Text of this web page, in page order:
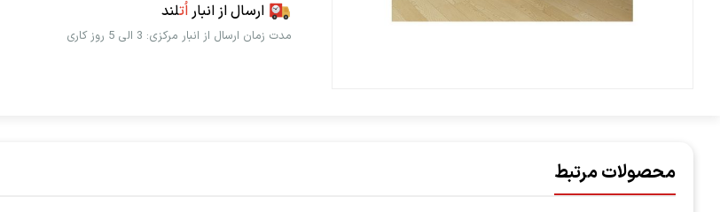
ارسال از انباراُتلند
مدت زمان ارسال از انبار مرکزی: 3 الی 5 روز کاری
محصولات مرتبط